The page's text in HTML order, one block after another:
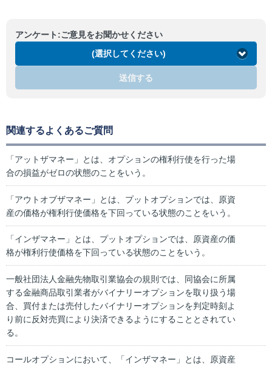
アンケート:ご意見をお聞かせください
(選択してください)
送信する
関連するよくあるご質問
「アットザマネー」とは、オプションの権利行使を行った場
合の損益がゼロの状態のことをいう。
「アウトオブザマネー」とは、プットオプションでは、原資
産の価格が権利行使価格を下回っている状態のことをいう。
「インザマネー」とは、プットオプションでは、原資産の価
格が権利行使価格を下回っている状態のことをいう。
一般社団法人金融先物取引業協会の規則では、同協会に所属
する金融商品取引業者がバイナリーオプションを取り扱う場
合、買付または売付したバイナリーオプションを判定時刻よ
り前に反対売買により決済できるようにすることとされてい
る。
コールオプションにおいて、「インザマネー」とは、原資産